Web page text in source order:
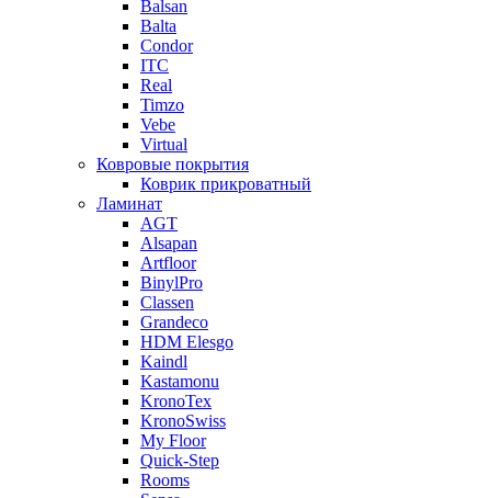
Balsan
Balta
Condor
ITC
Real
Timzo
Vebe
Virtual
Ковровые покрытия
Коврик прикроватный
Ламинат
AGT
Alsapan
Artfloor
BinylPro
Classen
Grandeco
HDM Elesgo
Kaindl
Kastamonu
KronoTex
KronoSwiss
My Floor
Quick-Step
Rooms